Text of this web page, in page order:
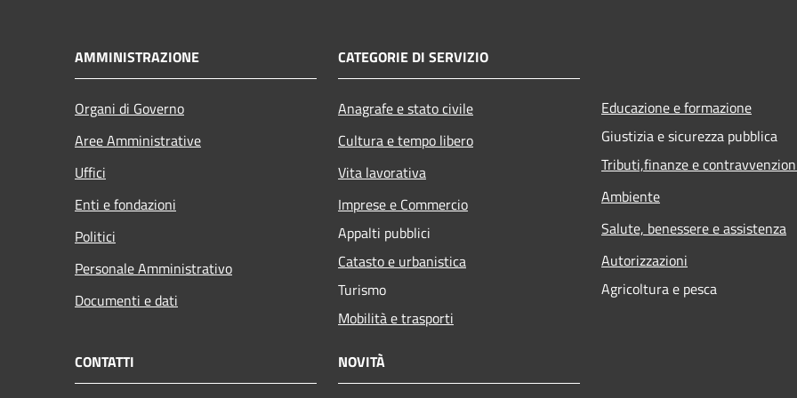
AMMINISTRAZIONE
Organi di Governo
Aree Amministrative
Uffici
Enti e fondazioni
Politici
Personale Amministrativo
Documenti e dati
CATEGORIE DI SERVIZIO
Anagrafe e stato civile
Cultura e tempo libero
Vita lavorativa
Imprese e Commercio
Appalti pubblici
Catasto e urbanistica
Turismo
Mobilità e trasporti
Educazione e formazione
Giustizia e sicurezza pubblica
Tributi,finanze e
Ambiente
Salute, benessere e assistenza
Autorizzazioni
Agricoltura e pesca
CONTATTI NOVITÀ